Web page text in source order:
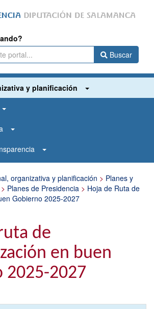
Buscar
y planificación
organizativa y planificación > Planes y
> Planes de Presidencia > Hoja de Ruta de
Gobierno 2025-2027
de
en buen
2025-2027